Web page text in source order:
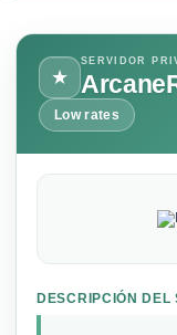
★
SERVIDOR
Low rates
DESCRIPCIÓN DEL